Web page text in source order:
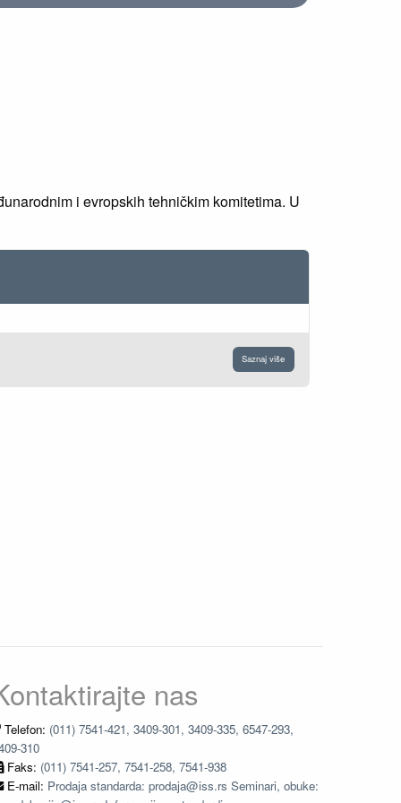
i evropskih tehničkim komitetima. U
Saznaj više
nas
Telefon: (011) 7541-421, 3409-301, 3409-335, 6547-293,
310
Faks: (011) 7541-257, 7541-258, 7541-938
E-mail: Prodaja standarda: prodaja@iss.rs Seminari, obuke: